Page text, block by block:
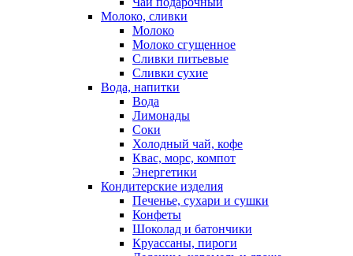
Молоко, сливки
Молоко
Молоко сгущенное
Сливки питьевые
Сливки сухие
Вода, напитки
Вода
Лимонады
Соки
Холодный чай, кофе
Квас, морс, компот
Энергетики
Кондитерские изделия
Печенье, сухари и сушки
Конфеты
Шоколад и батончики
Круассаны, пироги